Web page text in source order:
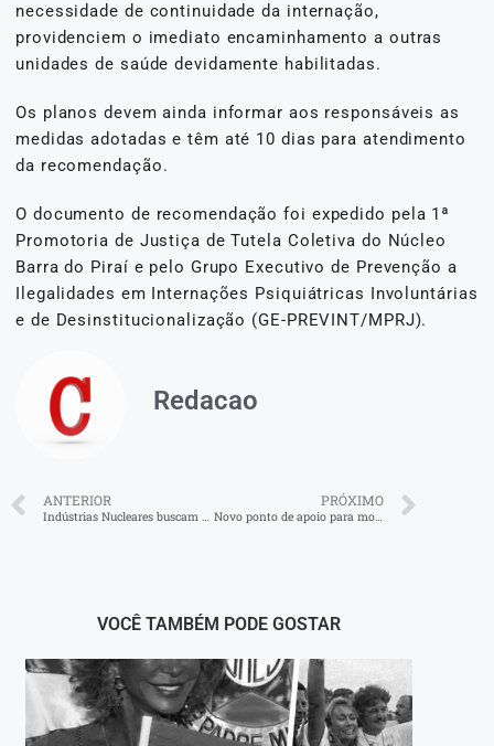
necessidade de continuidade da internação,
providenciem o imediato encaminhamento a outras
unidades de saúde devidamente habilitadas.
Os planos devem ainda informar aos responsáveis as
medidas adotadas e têm até 10 dias para atendimento
da recomendação.
O documento de recomendação foi expedido pela 1ª
Promotoria de Justiça de Tutela Coletiva do Núcleo
Barra do Piraí e pelo Grupo Executivo de Prevenção a
Ilegalidades em Internações Psiquiátricas Involuntárias
e de Desinstitucionalização (GE-PREVINT/MPRJ).
Redacao
ANTERIOR
Indústrias Nucleares buscam novas parcerias para exploração de urânio
PRÓXIMO
Novo ponto de apoio para motoboys será implantado no bairro Retiro em Volta Redonda
VOCÊ TAMBÉM PODE GOSTAR